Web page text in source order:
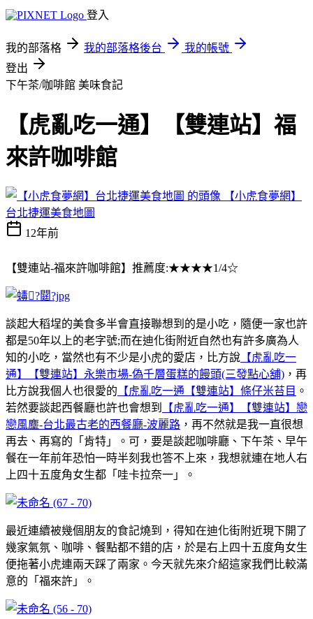
登入
我的部落格 我的部落格後台
我的帳號
登出
下午茶/咖啡館 美味食記
【虎亂吃一通】【雙連站】福
來許咖啡館
【小虎食夢網】
台北捷運美食地圖
12年前
【雙連站-福來許咖啡館】推薦度:★★★★1/4☆
談起大稻埕的美食多半會直接聯想到的是小吃，隨便一家也許
都是50年以上的老字號;而在迪化街附近自然也有許多廣為人
知的小吃，當然也有不少是小虎的愛店，比方說 【虎亂吃一
通】【雙連站】永樂市場-偽千層蛋糕的饅頭(三發點心舖) ，再
比方說我個人也很愛的 【虎亂吃一通【雙連站】條仔米苔目 。
若然要談起西餐廳也許也會想到
【虎亂吃一通】【雙連站】戀
戀風塵-台北最古老的西餐廳-波麗路 ，再不然就是我一直很想
再去、再寫的「肯特」。可，要是談起咖啡廳、下午茶、早午
餐在一年前年恐怕一時半刻我也答不上來，我想就連在地人右
上四十五度角女生都「哇卡拉奈一」。
最近連續被幾個朋友的食記燒到，得知在迪化街附近現下開了
幾家氣氛、咖啡、餐點都不錯的店，於是右上四十五度角女生
便拖著小虎連兩天踩了兩家。今天就先來介紹這家我們比較滿
意的「福來許」。